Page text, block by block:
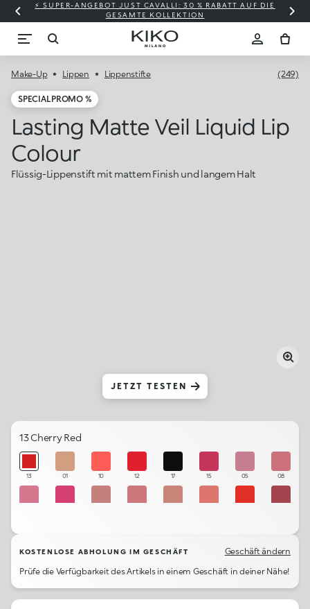
⚡ SUPER-ANGEBOT JUST CAVALLI: 30 % RABATT AUF DIE
GESAMTE KOLLEKTION
Make-Up Lippen Lippenstifte (249)
SPECIAL PROMO %
Lasting Matte Veil Liquid Lip
Colour
Flüssig-Lippenstift mit mattem Finish und langem Halt
JETZT TESTEN
13 Cherry Red
13 01 10 12 17 15 05 08
KOSTENLOSE ABHOLUNG IM GESCHÄFT
Geschäft ändern
Prüfe die Verfügbarkeit des Artikels in einem Geschäft in deiner Nähe!